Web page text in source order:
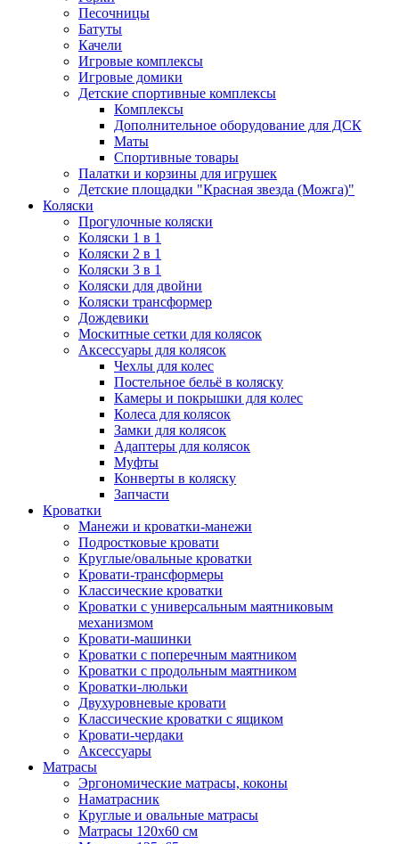
Песочницы
Батуты
Качели
Игровые комплексы
Игровые домики
Детские спортивные комплексы
Комплексы
Дополнительное оборудование для ДСК
Маты
Спортивные товары
Палатки и корзины для игрушек
Детские площадки "Красная звезда (Можга)"
Коляски
Прогулочные коляски
Коляски 1 в 1
Коляски 2 в 1
Коляски 3 в 1
Коляски для двойни
Коляски трансформер
Дождевики
Москитные сетки для колясок
Аксессуары для колясок
Чехлы для колес
Постельное бельё в коляску
Камеры и покрышки для колес
Колеса для колясок
Замки для колясок
Адаптеры для колясок
Муфты
Конверты в коляску
Запчасти
Кроватки
Манежи и кроватки-манежи
Подростковые кровати
Круглые/овальные кроватки
Кровати-трансформеры
Классические кроватки
Кроватки с универсальным маятниковым
механизмом
Кровати-машинки
Кроватки с поперечным маятником
Кроватки с продольным маятником
Кроватки-люльки
Двухуровневые кровати
Классические кроватки с ящиком
Кровати-чердаки
Аксессуары
Матрасы
Эргономические матрасы, коконы
Наматрасник
Круглые и овальные матрасы
Матрасы 120х60 см